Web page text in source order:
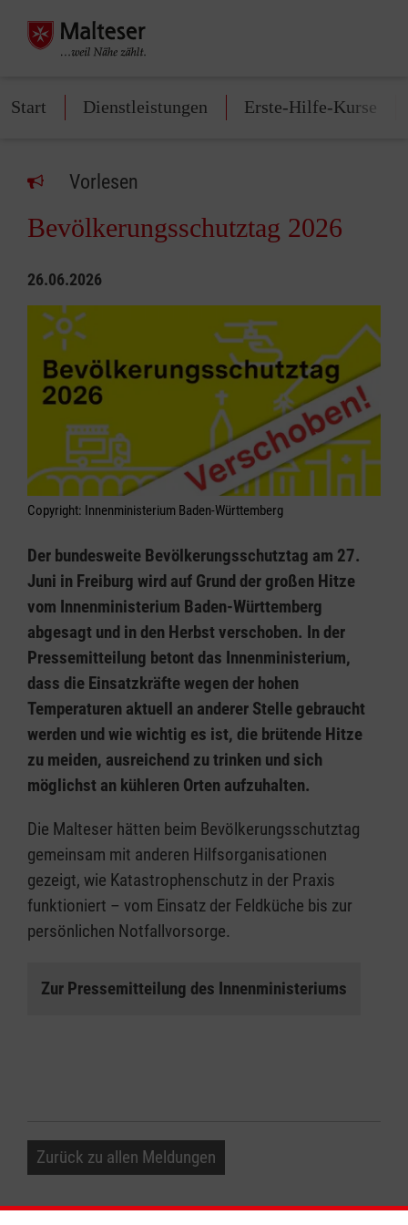
Start Dienstleistungen Erste-Hilfe-Kurse
Vorlesen
Bevölkerungsschutztag 2026
26.06.2026
Copyright: Innenministerium Baden-Württemberg
Der bundesweite Bevölkerungsschutztag am 27.
Juni in Freiburg wird auf Grund der großen Hitze
vom Innenministerium Baden-Württemberg
abgesagt und in den Herbst verschoben. In der
Pressemitteilung betont das Innenministerium,
dass die Einsatzkräfte wegen der hohen
Temperaturen aktuell an anderer Stelle gebraucht
werden und wie wichtig es ist, die brütende Hitze
zu meiden, ausreichend zu trinken und sich
möglichst an kühleren Orten aufzuhalten.
Die Malteser hätten beim Bevölkerungsschutztag
gemeinsam mit anderen Hilfsorganisationen
gezeigt, wie Katastrophenschutz in der Praxis
funktioniert – vom Einsatz der Feldküche bis zur
persönlichen Notfallvorsorge.
Zur Pressemitteilung des Innenministeriums
Zurück zu allen Meldungen